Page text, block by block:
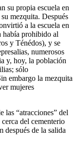
su propia escuela en
mezquita. Después
a la escuela en
había prohibido al
y Ténédos), y se
numerosos
y, hoy, la población
sólo
embargo la mezquita
mujeres
las “atracciones” del
del cementerio
después de la salida